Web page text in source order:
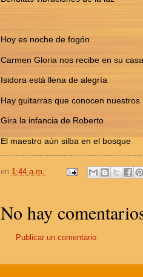
Hoy es noche de fogón
Carmen Gloria nos recibe en su casa
Isidora está llena de alegría
Hay guitarras que conocen nuestros
Gira la infancia de Roberto
El maestro aún silba en el bosque
en 1:44 a.m.
No hay
Publicar un comentario